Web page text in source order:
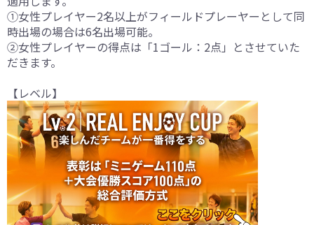
①女性プレイヤー2名以上がフィールドプレーヤーとして同
時出場の場合は6名出場可能。
②女性プレイヤーの得点は「1ゴール：2点」とさせていた
だきます。
【レベル】